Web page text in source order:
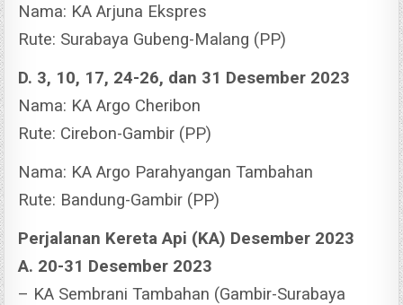
Nama: KA Arjuna Ekspres
Rute: Surabaya Gubeng-Malang (PP)
D. 3, 10, 17, 24-26, dan 31 Desember 2023
Nama: KA Argo Cheribon
Rute: Cirebon-Gambir (PP)
Nama: KA Argo Parahyangan Tambahan
Rute: Bandung-Gambir (PP)
Perjalanan Kereta Api (KA) Desember 2023
A. 20-31 Desember 2023
– KA Sembrani Tambahan (Gambir-Surabaya